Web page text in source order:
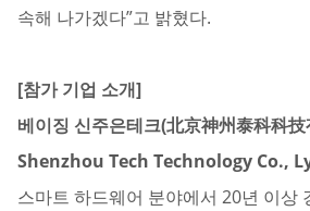
속해 나가겠다”고 밝혔다.
[참가 기업 소개]
베이징 신주은테크(北京神州泰科科技
Shenzhou Tech Technology Co.,
스마트 하드웨어 분야에서 20년 이상